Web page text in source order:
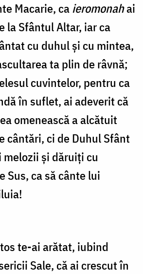
Macarie, caieromonahai
la Sfântul Altar, iar ca
cu duhul și cu mintea,
ta plin de râvnă;
cuvintelor, pentru ca
în suflet, ai adeverit că
omenească a alcătuit
cântări, ci de Duhul Sfânt
și dăruiți cu
Sus, ca să cânte lui
te-ai arătat, iubind
Sale, că ai crescut în